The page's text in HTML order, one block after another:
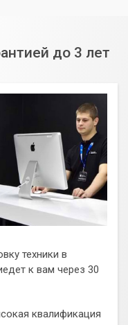
до 3 лет
техники в
к вам через 30
квалификация